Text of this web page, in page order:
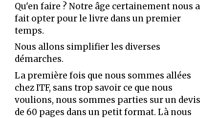
Qu'en faire ? Notre âge certainement nous a
fait opter pour le livre dans un premier
temps.
Nous allons simplifier les diverses
démarches.
La première fois que nous sommes allées
chez ITF, sans trop savoir ce que nous
voulions, nous sommes parties sur un devis
de 60 pages dans un petit format. Là nous